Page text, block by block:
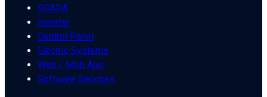
SCADA
Inverter
Control Panel
Electric Systems
Web / Mob App
Software Services